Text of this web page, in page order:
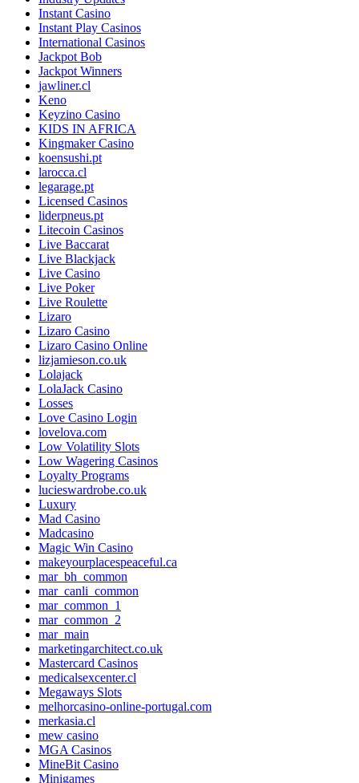
Instant Casino
Instant Play Casinos
International Casinos
Jackpot Bob
Jackpot Winners
jawliner.cl
Keno
Keyzino Casino
KIDS IN AFRICA
Kingmaker Casino
koensushi.pt
larocca.cl
legarage.pt
Licensed Casinos
liderpneus.pt
Litecoin Casinos
Live Baccarat
Live Blackjack
Live Casino
Live Poker
Live Roulette
Lizaro
Lizaro Casino
Lizaro Casino Online
lizjamieson.co.uk
Lolajack
LolaJack Casino
Losses
Love Casino Login
lovelova.com
Low Volatility Slots
Low Wagering Casinos
Loyalty Programs
lucieswardrobe.co.uk
Luxury
Mad Casino
Madcasino
Magic Win Casino
makeyourplacespeaceful.ca
mar_bh_common
mar_canli_common
mar_common_1
mar_common_2
mar_main
marketingarchitect.co.uk
Mastercard Casinos
medicalsexcenter.cl
Megaways Slots
melhorcasino-online-portugal.com
merkasia.cl
mew casino
MGA Casinos
MineBit Casino
Minigames